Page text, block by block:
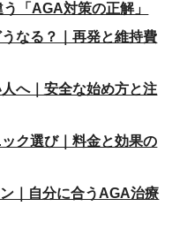
「AGA対策の正解」
なる？｜再発と維持費
へ｜安全な始め方と注
ク選び｜料金と効果の
｜自分に合うAGA治療